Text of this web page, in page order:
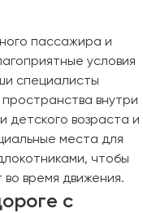
пассажира и
условия
специалисты
внутри
возраста и
места для
чтобы
время движения.
с